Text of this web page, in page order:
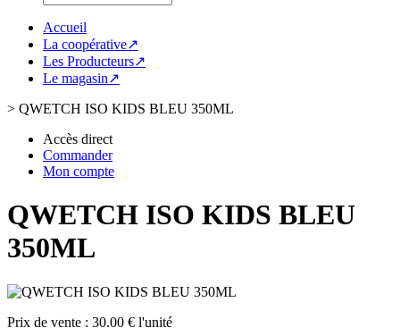
Accueil
La coopérative↗
Les Producteurs↗
Le magasin↗
> QWETCH ISO KIDS BLEU 350ML
Accès direct
Commander
Mon compte
QWETCH ISO KIDS BLEU
350ML
Prix de vente : 30.00 € l'unité